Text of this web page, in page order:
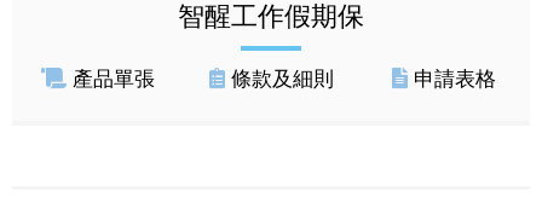
智醒工作假期保
產品單張 條款及細則 申請表格